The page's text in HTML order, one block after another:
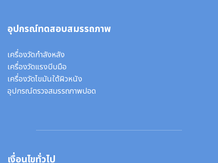
อุปกรณ์ทดสอบสมรรถภาพ
เครื่องวัดกำลังหลัง
เครื่องวัดแรงบีบมือ
เครื่องวัดไขมันใต้ผิวหนัง
อุปกรณ์ตรวจสมรรถภาพปอด
เงื่อนไขทั่วไป